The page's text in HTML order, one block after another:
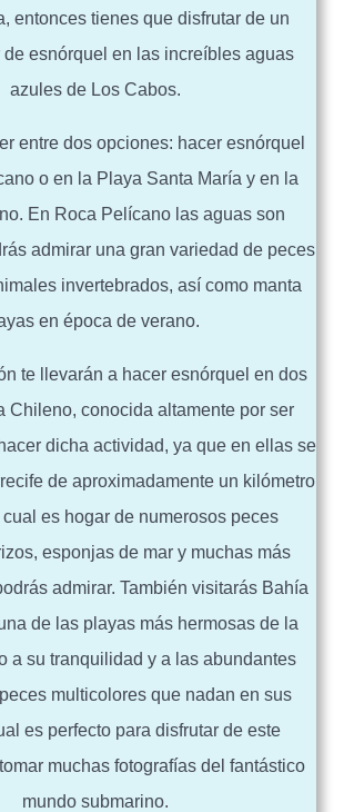
entonces tienes que disfrutar de un
de esnórquel en las increíbles aguas
azules de Los Cabos.
entre dos opciones: hacer esnórquel
o en la Playa Santa María y en la
En Roca Pelícano las aguas son
admirar una gran variedad de peces
invertebrados, así como manta
en época de verano.
te llevarán a hacer esnórquel en dos
Chileno, conocida altamente por ser
dicha actividad, ya que en ellas se
de aproximadamente un kilómetro
es hogar de numerosos peces
esponjas de mar y muchas más
admirar. También visitarás Bahía
de las playas más hermosas de la
a su tranquilidad y a las abundantes
multicolores que nadan en sus
es perfecto para disfrutar de este
muchas fotografías del fantástico
mundo submarino.